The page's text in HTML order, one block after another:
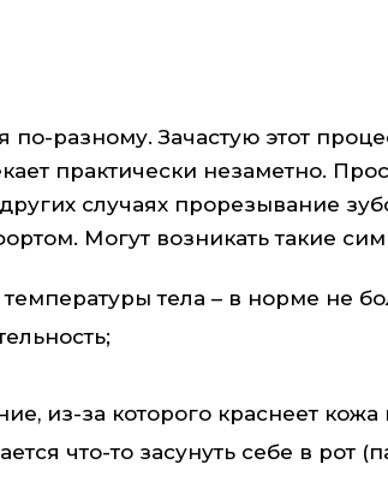
по-разному. Зачастую этот
практически незаметно.
случаях прорезывание
Могут возникать такие
тела – в норме не
из-за которого краснеет кожа
что-то засунуть себе в рот